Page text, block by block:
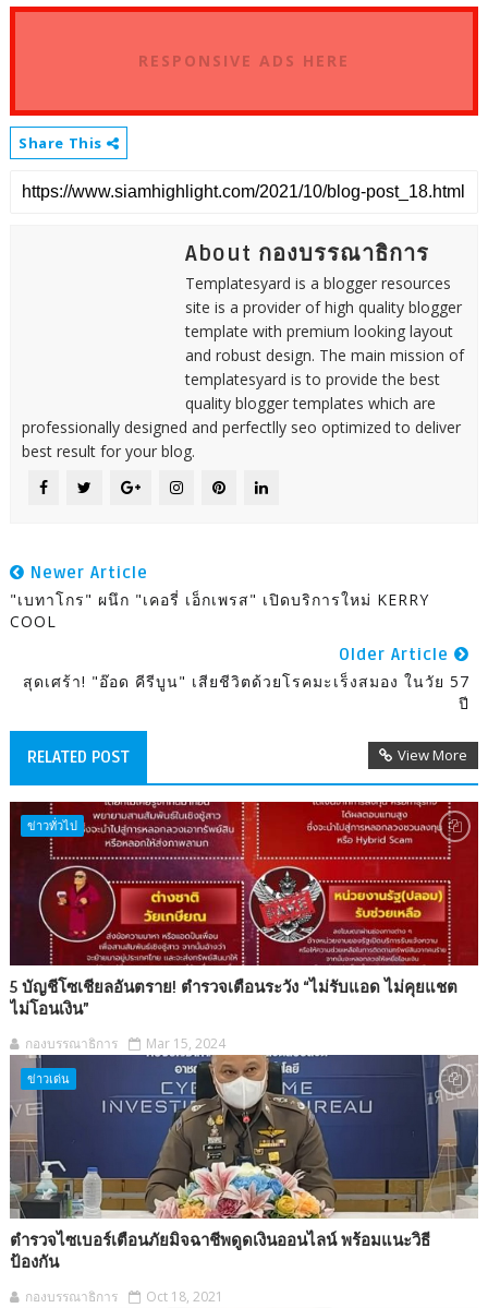
RESPONSIVE ADS HERE
Share This
About กองบรรณาธิการ
Templatesyard is a blogger resources
site is a provider of high quality blogger
template with premium looking layout
and robust design. The main mission of
templatesyard is to provide the best
quality blogger templates which are
professionally designed and perfectlly seo optimized to deliver
best result for your blog.
Newer Article
"เบทาโกร" ผนึก "เคอรี่ เอ็กเพรส" เปิดบริการใหม่ KERRY
COOL
Older Article
สุดเศร้า! "อ๊อด คีรีบูน" เสียชีวิตด้วยโรคมะเร็งสมอง ในวัย 57
ปี
RELATED POST View More
ข่าวทั่วไป
5 บัญชีโซเชียลอันตราย! ตำรวจเตือนระวัง “ไม่รับแอด ไม่คุยแชต
ไม่โอนเงิน”
กองบรรณาธิการ Mar 15, 2024
ข่าวเด่น
ตำรวจไซเบอร์เตือนภัยมิจฉาชีพดูดเงินออนไลน์ พร้อมแนะวิธี
ป้องกัน
กองบรรณาธิการ Oct 18, 2021